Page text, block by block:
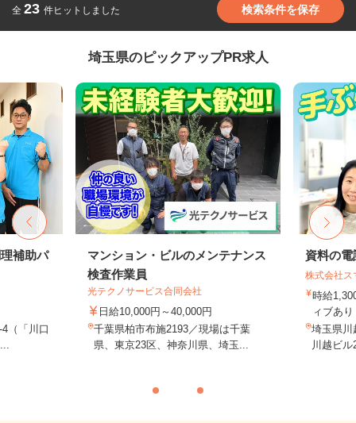
全 23 件ヒットしました 検索条件を保存
埼玉県のピックアップPR求人
補助パ
（「川口
マンション・ビルのメンテナンス
検査作業員
光テクノサービス合同会社
日給10,000円～40,000円
千葉県柏市布施2193／現場は千葉
県、東京23区、神奈川県、埼玉...
資料の
株式会社ス
時給
ィブあ
埼玉県
川越ビ